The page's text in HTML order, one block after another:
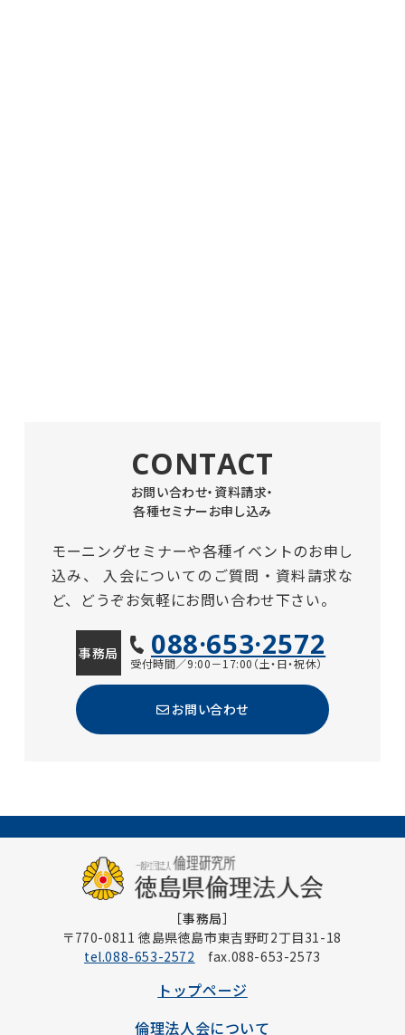
CONTACT
お問い合わせ・資料請求・
各種セミナーお申し込み
モーニングセミナーや各種イベントのお申し
込み、
入会についてのご質問・資料請求な
ど、どうぞお気軽にお問い合わせ下さい。
事務局 088·653·2572
受付時間／9:00－17:00（土・日・祝休）
お問い合わせ
［事務局］
〒770-0811 徳島県徳島市東吉野町2丁目31-18
tel.088-653-2572 fax.088-653-2573
トップページ
倫理法人会について